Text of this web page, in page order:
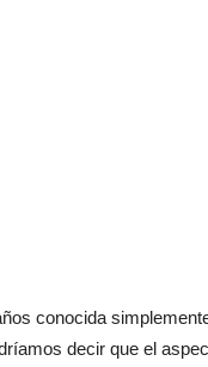
conocida
decir que el